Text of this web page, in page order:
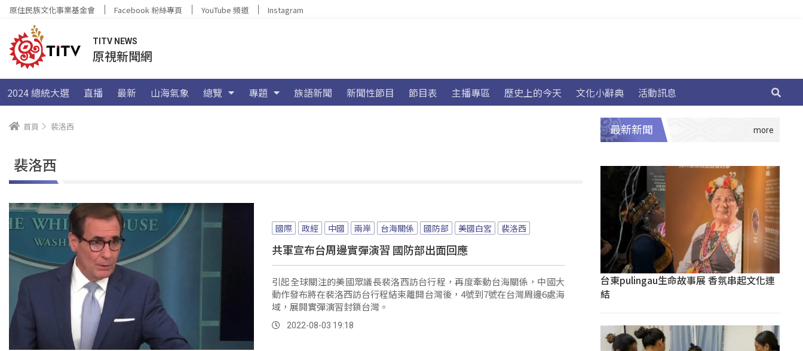
原住民族文化事業基金會 Facebook 粉絲專頁 YouTube 頻道 Instagram
TITV NEWS
原視新聞網
2024 總統大選 直播 最新 山海氣象 總覽 專題 族語新聞 新聞性節目 節目表 主播專區 歷史上的今天 文化小辭典 活動訊息
首頁 裴洛西
裴洛西
國際 政經 中國 兩岸 台海關係 國防部 美國白宮 裴洛西
共軍宣布台周邊實彈演習 國防部出面回應
引起全球關注的美國眾議長裴洛西訪台行程，再度牽動台海關係，中國大
動作發布將在裴洛西訪台行程結束離開台灣後，4號到7號在台灣周邊6處海
域，展開實彈演習封鎖台灣。
2022-08-03 19:18
最新新聞
台東pulingau生命故事展 香氛串起文化連
結